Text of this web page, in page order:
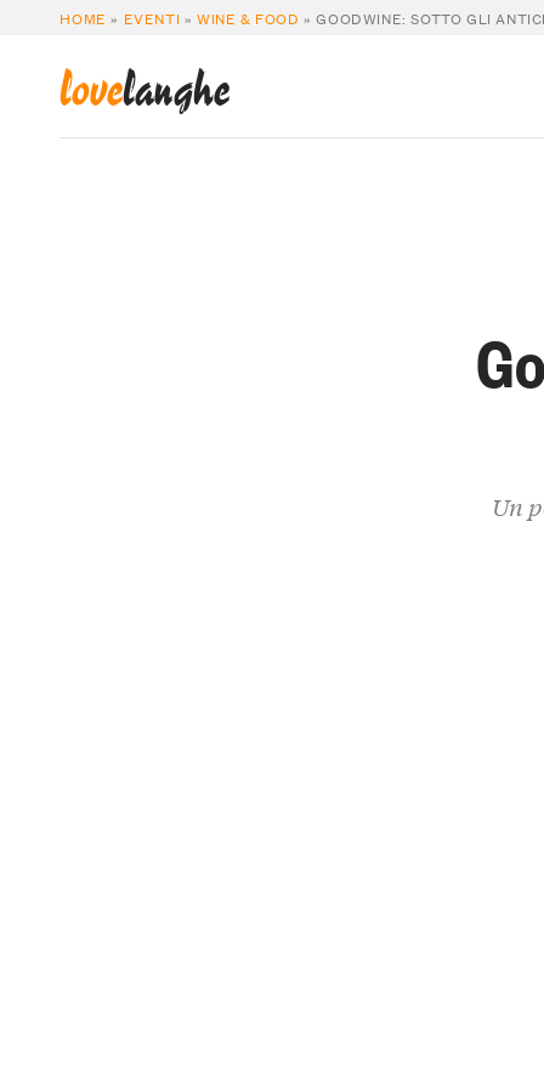
HOME » EVENTI »WINE & FOOD »GOODWINE: SOTTO GLI
lovelanghe
Un